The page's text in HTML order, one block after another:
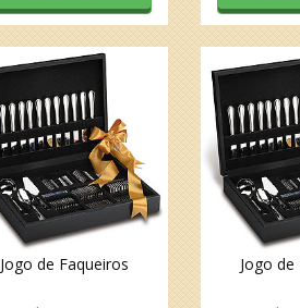
Jogo de Faqueiros Jogo de